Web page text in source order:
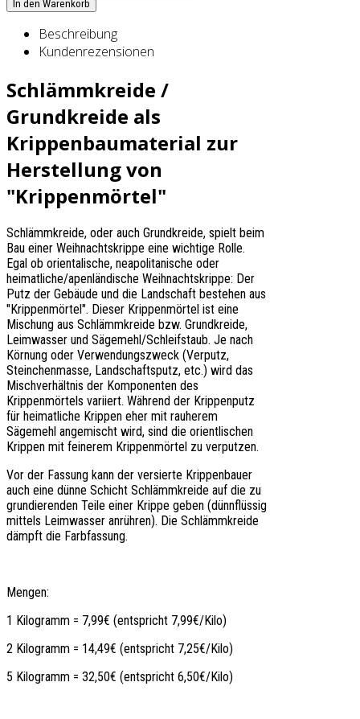
Beschreibung
Kundenrezensionen
Schlämmkreide /
Grundkreide als
Krippenbaumaterial zur
Herstellung von
"Krippenmörtel"
Schlämmkreide, oder auch Grundkreide, spielt beim
Bau einer Weihnachtskrippe eine wichtige Rolle.
Egal ob orientalische, neapolitanische oder
heimatliche/apenländische Weihnachtskrippe: Der
Putz der Gebäude und die Landschaft bestehen aus
"Krippenmörtel". Dieser Krippenmörtel ist eine
Mischung aus Schlämmkreide bzw. Grundkreide,
Leimwasser und Sägemehl/Schleifstaub. Je nach
Körnung oder Verwendungszweck (Verputz,
Steinchenmasse, Landschaftsputz, etc.) wird das
Mischverhältnis der Komponenten des
Krippenmörtels variiert. Während der Krippenputz
für heimatliche Krippen eher mit rauherem
Sägemehl angemischt wird, sind die orientlischen
Krippen mit feinerem Krippenmörtel zu verputzen.
Vor der Fassung kann der versierte Krippenbauer
auch eine dünne Schicht Schlämmkreide auf die zu
grundierenden Teile einer Krippe geben (dünnflüssig
mittels Leimwasser anrühren). Die Schlämmkreide
dämpft die Farbfassung.
Mengen:
1 Kilogramm = 7,99€ (entspricht 7,99€/Kilo)
2 Kilogramm = 14,49€ (entspricht 7,25€/Kilo)
5 Kilogramm = 32,50€ (entspricht 6,50€/Kilo)